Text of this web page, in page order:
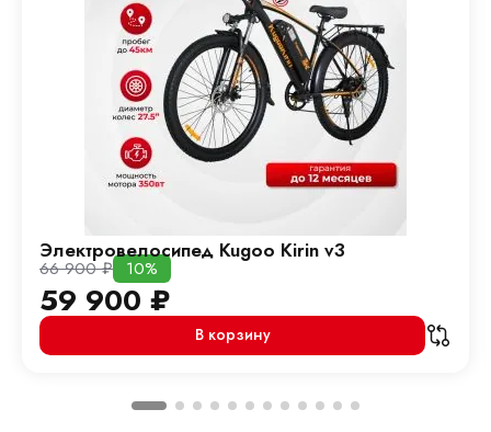
Электровелосипед Kugoo Kirin v3
66 900₽ 10%
59 900 ₽
В корзину